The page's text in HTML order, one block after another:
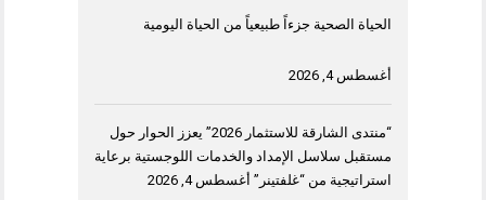
الحياة الصحية جزءاً طبيعياً من الحياة اليومية
أغسطس 4, 2026
“منتدى الشارقة للاستثمار 2026” يعزز الحوار حول
مستقبل سلاسل الإمداد والخدمات اللوجستية برعاية
استراتيجية من “غلفتينر” أغسطس 4, 2026